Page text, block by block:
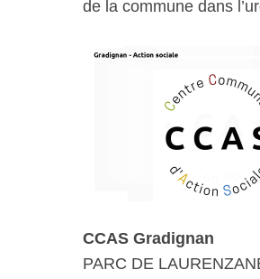
de la commune dans
CCAS Gradignan
PARC DE